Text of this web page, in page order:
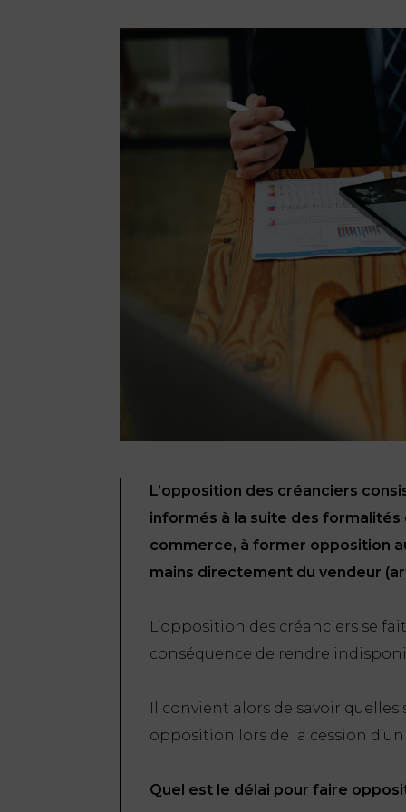
L’opposition des créanciers
informés à la suite des
commerce, à former opposition
mains directement du vendeur
L’opposition des créanciers se
conséquence de rendre
Il convient alors de savoir
opposition lors de la cession
Quel est le délai pour faire